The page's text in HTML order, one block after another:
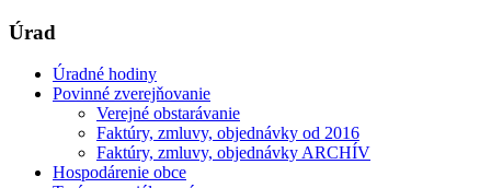
Úrad
Úradné hodiny
Povinné zverejňovanie
Verejné obstarávanie
Faktúry, zmluvy, objednávky od 2016
Faktúry, zmluvy, objednávky ARCHÍV
Hospodárenie obce